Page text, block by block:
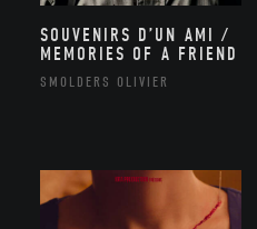
SOUVENIRS D’UN AMI /
MEMORIES OF A FRIEND
SMOLDERS OLIVIER